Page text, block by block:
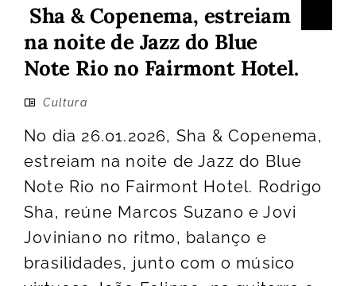
Sha & Copenema, estreiam
na noite de Jazz do Blue
Note Rio no Fairmont Hotel.
Cultura
No dia 26.01.2026, Sha & Copenema,
estreiam na noite de Jazz do Blue
Note Rio no Fairmont Hotel. Rodrigo
Sha, reúne Marcos Suzano e Jovi
Joviniano no ritmo, balanço e
brasilidades, junto com o músico